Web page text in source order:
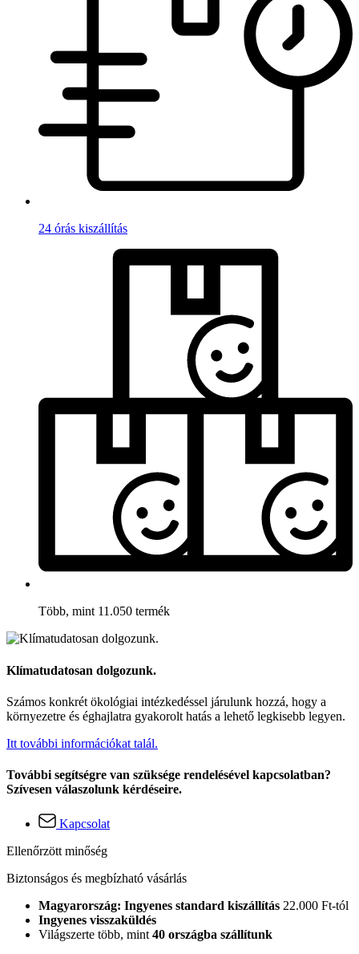
24 órás kiszállítás
Több, mint 11.050 termék
Klímatudatosan dolgozunk.
Számos konkrét ökológiai intézkedéssel járulunk hozzá, hogy a
környezetre és éghajlatra gyakorolt hatás a lehető legkisebb legyen.
Itt további információkat talál.
További segítségre van szüksége rendelésével kapcsolatban?
Szívesen válaszolunk kérdéseire.
Kapcsolat
Ellenőrzött minőség
Biztonságos és megbízható vásárlás
Magyarország: Ingyenes standard kiszállítás 22.000 Ft-tól
Ingyenes visszaküldés
Világszerte több, mint40 országba szállítunk